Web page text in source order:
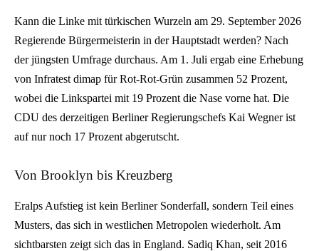
Kann die Linke mit türkischen Wurzeln am 29. September 2026
Regierende Bürgermeisterin in der Hauptstadt werden? Nach
der jüngsten Umfrage durchaus. Am 1. Juli ergab eine Erhebung
von Infratest dimap für Rot-Rot-Grün zusammen 52 Prozent,
wobei die Linkspartei mit 19 Prozent die Nase vorne hat. Die
CDU des derzeitigen Berliner Regierungschefs Kai Wegner ist
auf nur noch 17 Prozent abgerutscht.
Von Brooklyn bis Kreuzberg
Eralps Aufstieg ist kein Berliner Sonderfall, sondern Teil eines
Musters, das sich in westlichen Metropolen wiederholt. Am
sichtbarsten zeigt sich das in England. Sadiq Khan, seit 2016